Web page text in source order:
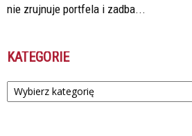
nie zrujnuje portfela i zadba...
KATEGORIE
Kategorie